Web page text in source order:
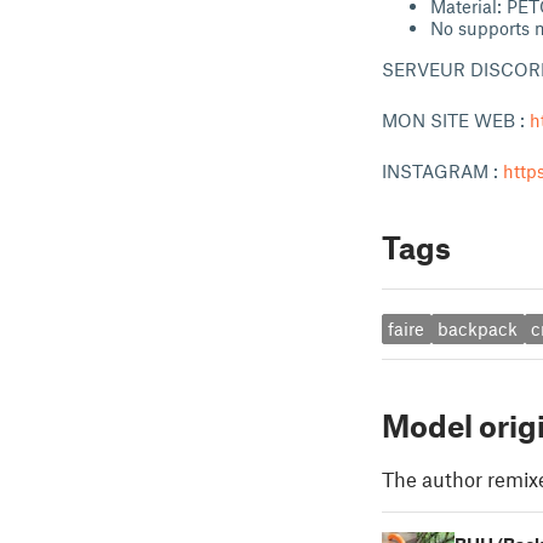
Material:
No supports
SERVEUR
MON SITE WEB :
INSTAGRAM :
Tags
faire backpack
Model
The author